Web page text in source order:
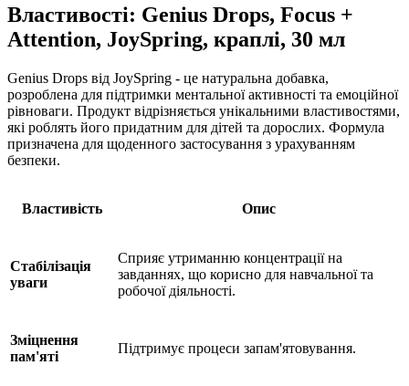
Властивості: Genius Drops, Focus +
Attention, JoySpring, краплі, 30 мл
Genius Drops від JoySpring - це натуральна добавка,
розроблена для підтримки ментальної активності та емоційної
рівноваги. Продукт відрізняється унікальними властивостями,
які роблять його придатним для дітей та дорослих. Формула
призначена для щоденного застосування з урахуванням
безпеки.
Властивість Опис
Стабілізація
уваги
Сприяє утриманню концентрації на
завданнях, що корисно для навчальної та
робочої діяльності.
Зміцнення
пам'яті
Підтримує процеси запам'ятовування.